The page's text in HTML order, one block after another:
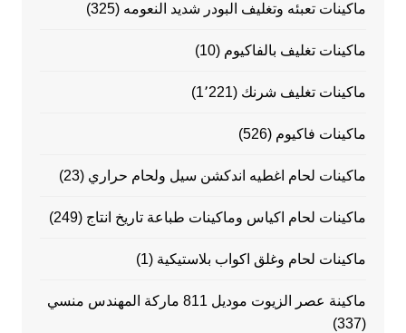
ماكينات تعبئه وتغليف البودر شديد النعومه (325)
ماكينات تغليف بالفاكيوم (10)
ماكينات تغليف شرنك (1٬221)
ماكينات فاكيوم (526)
ماكينات لحام اغطيه اندكشن سيل ولحام حراري (23)
ماكينات لحام اكياس وماكينات طباعة تاريخ انتاج (249)
ماكينات لحام وغلق اكواب بلاستيكية (1)
ماكينة عصر الزيوت موديل 811 ماركة المهندس منسي
(337)